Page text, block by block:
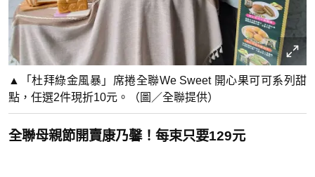
▲「杜拜綠金風暴」席捲全聯We Sweet 開心果可可系列甜
點，任選2件現折10元。（圖／全聯提供）
全聯母親節開賣康乃馨！每束只要129元